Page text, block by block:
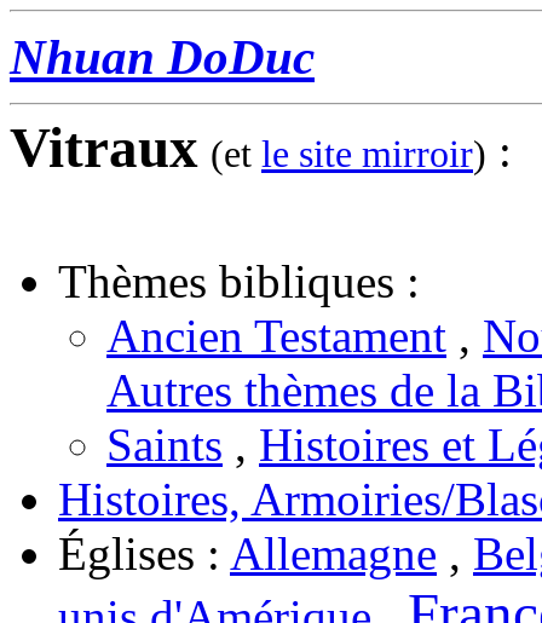
Nhuan DoDuc
Vitraux (et le site mirroir) :
Thèmes bibliques :
Ancien Testament ,
Autres thèmes de la
Saints , Histoires et
Histoires, Armoiries/
Églises : Allemagne ,